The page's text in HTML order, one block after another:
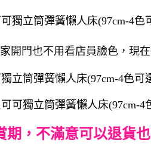
獨立筒彈簧懶人床(97cm-4
開門也不用看店員臉色，現
立筒彈簧懶人床(97cm-4色
可獨立筒彈簧懶人床(97cm-4
期，不滿意可以退貨